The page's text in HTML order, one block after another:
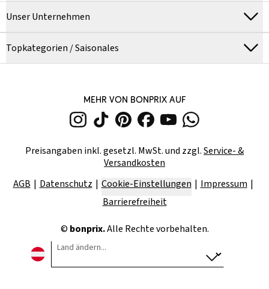
Unser Unternehmen
Topkategorien / Saisonales
MEHR VON BONPRIX AUF
Preisangaben inkl. gesetzl. MwSt. und zzgl.Service- &
Versandkosten
AGB
Datenschutz Cookie-Einstellungen
Impressum
Barrierefreiheit
© bonprix.Alle Rechte vorbehalten.
Land ändern...